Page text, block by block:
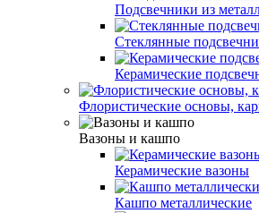
Подсвечники из
Стеклянные
Керамические
Флористические основы,
Вазоны и кашпо
Керамические вазоны
Кашпо металлические